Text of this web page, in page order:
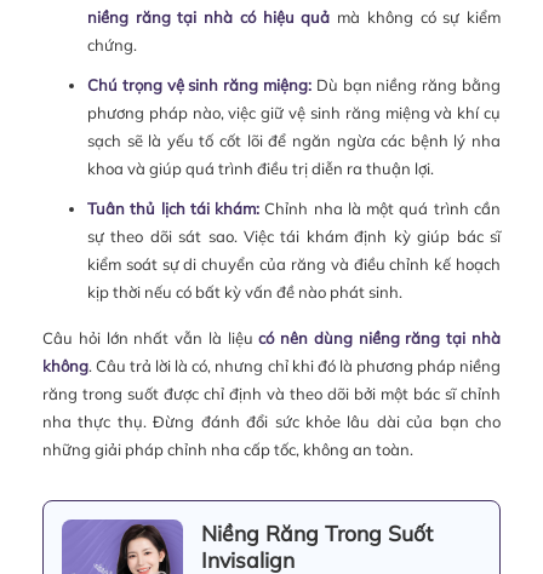
niềng răng tại nhà có hiệu quả mà không có sự kiểm
chứng.
Chú trọng vệ sinh răng miệng:Dù bạn niềng răng bằng
phương pháp nào, việc giữ vệ sinh răng miệng và khí cụ
sạch sẽ là yếu tố cốt lõi để ngăn ngừa các bệnh lý nha
khoa và giúp quá trình điều trị diễn ra thuận lợi.
Tuân thủ lịch tái khám: Chỉnh nha là một quá trình cần
sự theo dõi sát sao. Việc tái khám định kỳ giúp bác sĩ
kiểm soát sự di chuyển của răng và điều chỉnh kế hoạch
kịp thời nếu có bất kỳ vấn đề nào phát sinh.
Câu hỏi lớn nhất vẫn là liệucó nên dùng niềng răng tại nhà
không. Câu trả lời là có, nhưng chỉ khi đó là phương pháp niềng
răng trong suốt được chỉ định và theo dõi bởi một bác sĩ chỉnh
nha thực thụ. Đừng đánh đổi sức khỏe lâu dài của bạn cho
những giải pháp chỉnh nha cấp tốc, không an toàn.
Niềng Răng Trong Suốt
Invisalign